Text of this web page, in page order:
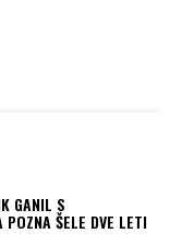
GANIL S
ŠELE DVE LETI